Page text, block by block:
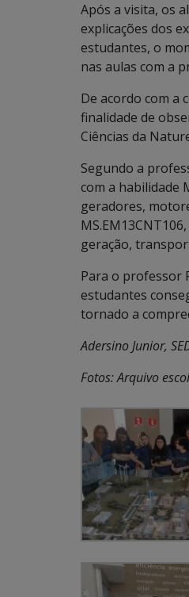
Após a visita, os
explicações dos
estudantes, o
nas aulas com a
De acordo com a
finalidade de
Ciências da
Segundo a
com a habilidade
geradores,
geração,
Para o professor
estudantes
tornado a
Adersino Junior,
Fotos: Arquivo